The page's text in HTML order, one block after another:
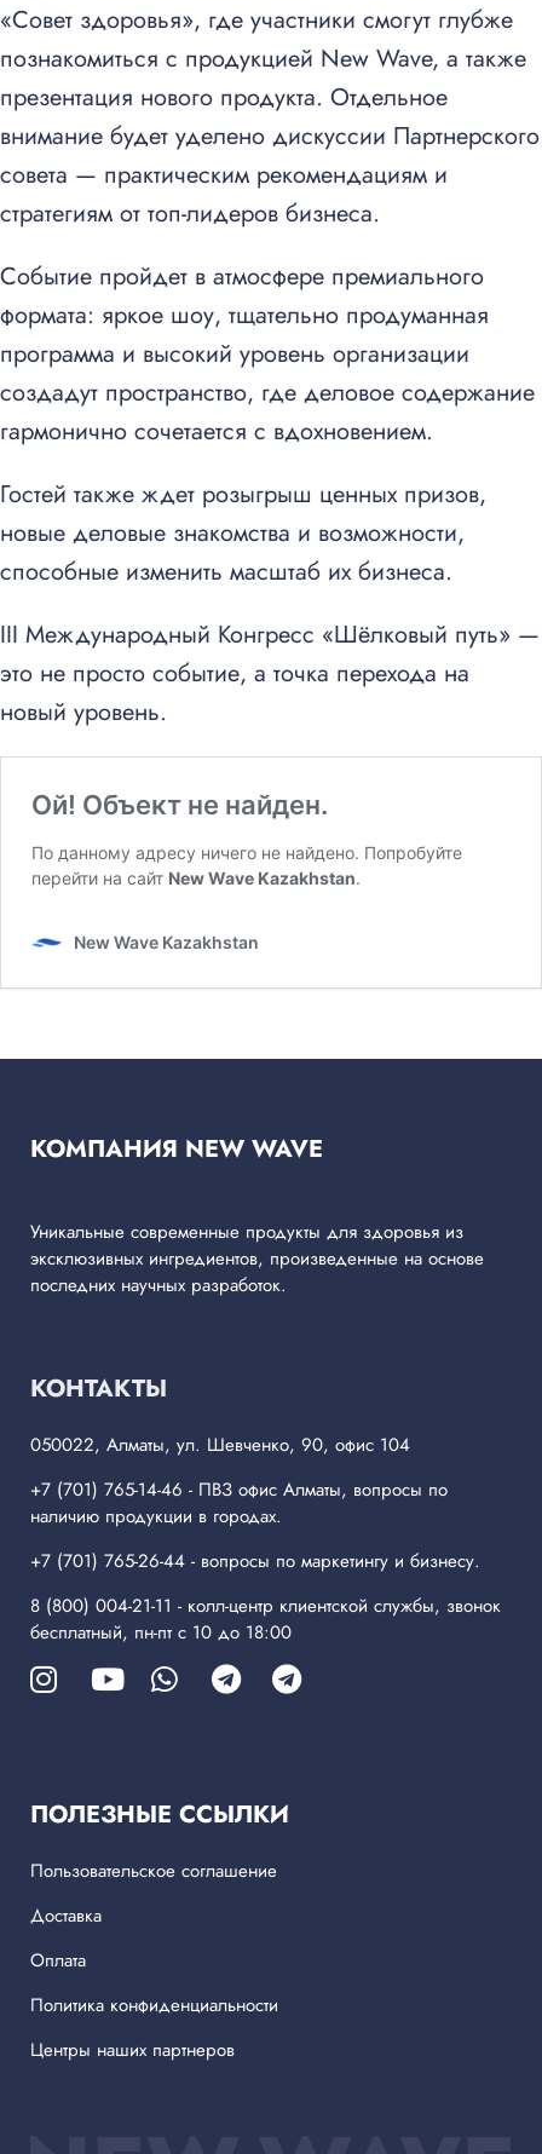
«Совет здоровья», где участники смогут глубже
познакомиться с продукцией New Wave, а также
презентация нового продукта. Отдельное
внимание будет уделено дискуссии Партнерского
совета — практическим рекомендациям и
стратегиям от топ-лидеров бизнеса.
Событие пройдет в атмосфере премиального
формата: яркое шоу, тщательно продуманная
программа и высокий уровень организации
создадут пространство, где деловое содержание
гармонично сочетается с вдохновением.
Гостей также ждет розыгрыш ценных призов,
новые деловые знакомства и возможности,
способные изменить масштаб их бизнеса.
III Международный Конгресс «Шёлковый путь» —
это не просто событие, а точка перехода на
новый уровень.
КОМПАНИЯ NEW WAVE
Уникальные современные продукты для здоровья из
эксклюзивных ингредиентов, произведенные на основе
последних научных разработок.
КОНТАКТЫ
050022, Алматы, ул. Шевченко, 90, офис 104
+7 (701) 765-14-46 - ПВЗ офис Алматы, вопросы по
наличию продукции в городах.
+7 (701) 765-26-44 - вопросы по маркетингу и бизнесу.
8 (800) 004-21-11 - колл-центр клиентской службы, звонок
бесплатный, пн-пт с 10 до 18:00
ПОЛЕЗНЫЕ ССЫЛКИ
Пользовательское соглашение
Доставка
Оплата
Политика конфиденциальности
Центры наших партнеров